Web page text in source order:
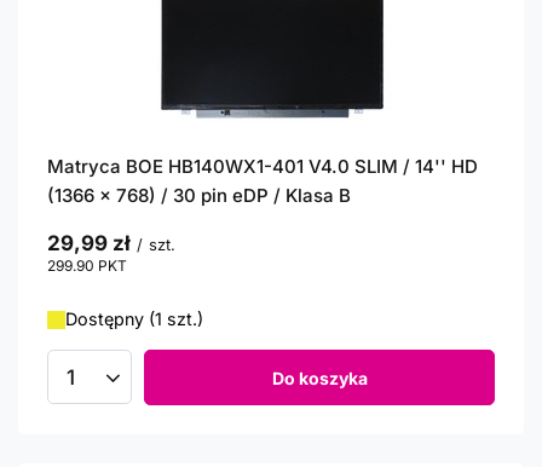
Matryca BOE HB140WX1-401 V4.0 SLIM / 14'' HD
(1366 x 768) / 30 pin eDP / Klasa B
29,99 zł / szt.
299.90 PKT
Dostępny (1 szt.)
Ilość produktów Do koszyka